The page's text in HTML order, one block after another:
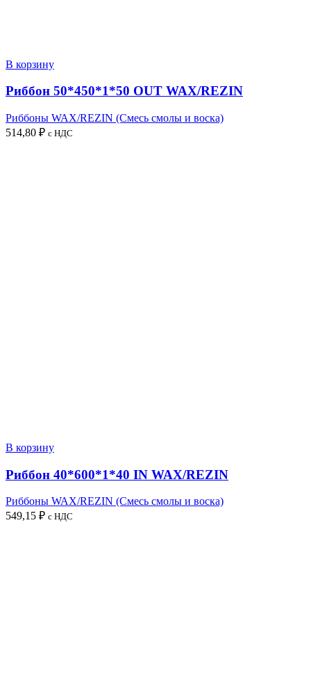
В корзину
Риббон 50*450*1*50 OUT WAX/REZIN
Риббоны WAX/REZIN (Смесь смолы и воска)
514,80 ₽ с НДС
В корзину
Риббон 40*600*1*40 IN WAX/REZIN
Риббоны WAX/REZIN (Смесь смолы и воска)
549,15 ₽ с НДС